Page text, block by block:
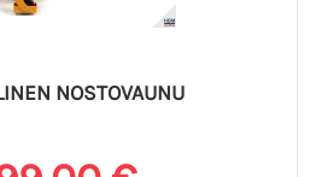
NOSTOVAUNU